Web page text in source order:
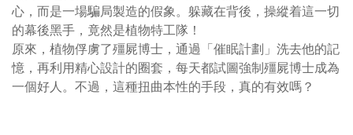
心，而是一場騙局製造的假象。躲藏在背後，操縱着這一切
的幕後黑手，竟然是植物特工隊！
原來，植物俘虜了殭屍博士，通過「催眠計劃」洗去他的記
憶，再利用精心設計的圈套，每天都試圖強制殭屍博士成為
一個好人。不過，這種扭曲本性的手段，真的有效嗎？